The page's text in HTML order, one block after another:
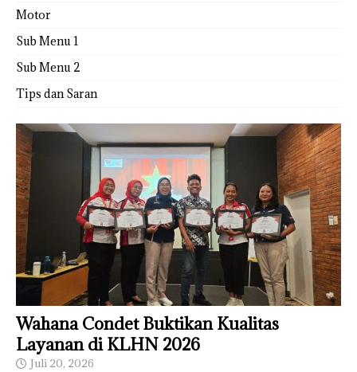
Motor
Sub Menu 1
Sub Menu 2
Tips dan Saran
Wahana Condet Buktikan Kualitas
Layanan di KLHN 2026
Juli 20, 2026